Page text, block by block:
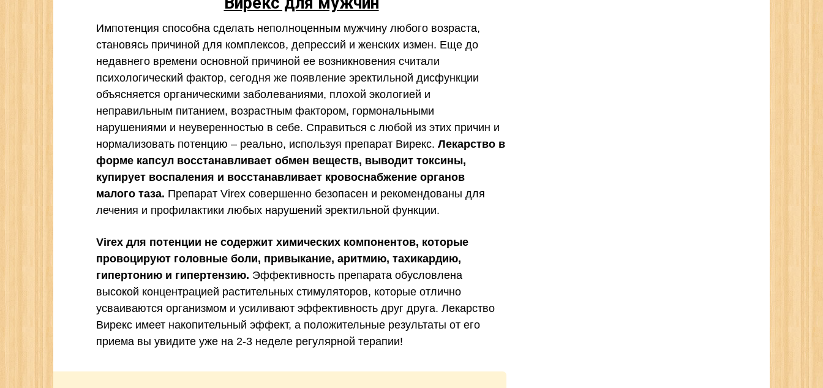
Импотенция способна сделать неполноценным мужчину любого возраста,
становясь причиной для комплексов, депрессий и женских измен. Еще до
недавнего времени основной причиной ее возникновения считали
психологический фактор, сегодня же появление эректильной дисфункции
объясняется органическими заболеваниями, плохой экологией и
неправильным питанием, возрастным фактором, гормональными
нарушениями и неуверенностью в себе. Справиться с любой из этих причин и
нормализовать потенцию – реально, используя препарат Вирекс. Лекарство в
форме капсул восстанавливает обмен веществ, выводит токсины,
купирует воспаления и восстанавливает кровоснабжение органов
малого таза. Препарат Virex совершенно безопасен и рекомендованы для
лечения и профилактики любых нарушений эректильной функции.
Virex для потенции не содержит химических компонентов, которые
провоцируют головные боли, привыкание, аритмию, тахикардию,
гипертонию и гипертензию. Эффективность препарата обусловлена
высокой концентрацией растительных стимуляторов, которые отлично
усваиваются организмом и усиливают эффективность друг друга. Лекарство
Вирекс имеет накопительный эффект, а положительные результаты от его
приема вы увидите уже на 2-3 неделе регулярной терапии!